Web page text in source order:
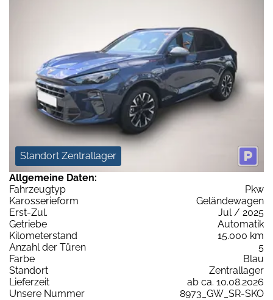
Standort Zentrallager
Allgemeine Daten:
Fahrzeugtyp
Pkw
Karosserieform
Geländewagen
Erst-Zul.
Jul / 2025
Getriebe
Automatik
Kilometerstand
15.000 km
Anzahl der Türen
5
Farbe
Blau
Standort
Zentrallager
Lieferzeit
ab ca. 10.08.2026
Unsere Nummer
8973_GW_SR-SKO